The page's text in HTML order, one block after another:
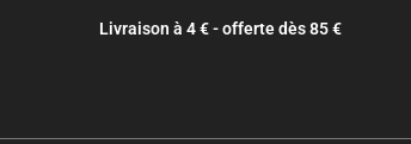
Livraison à 4 € - offerte dès 85 €